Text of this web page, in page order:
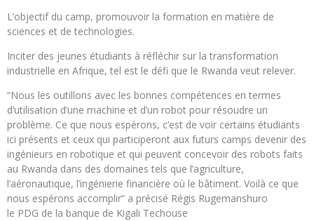
L’objectif du camp, promouvoir la formation en matière de
sciences et de technologies.
Inciter des jeunes étudiants à réfléchir sur la transformation
industrielle en Afrique, tel est le défi que le Rwanda veut relever.
“Nous les outillons avec les bonnes compétences en termes
d’utilisation d’une machine et d’un robot pour résoudre un
problème. Ce que nous espérons, c’est de voir certains étudiants
ici présents et ceux qui participeront aux futurs camps devenir des
ingénieurs en robotique et qui peuvent concevoir des robots faits
au Rwanda dans des domaines tels que l’agriculture,
l’aéronautique, l’ingénierie financière où le bâtiment. Voilà ce que
nous espérons accomplir” a précisé Régis Rugemanshuro
le PDG de la banque de Kigali Techouse